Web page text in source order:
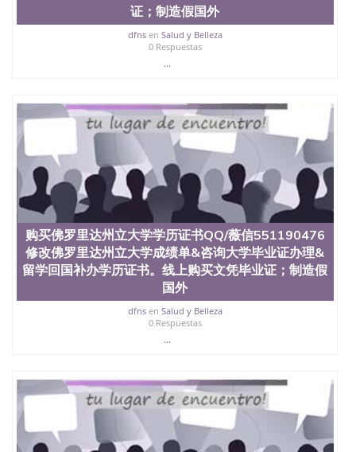
134种学士学科和65个硕士学科，并有来自世界60余
国的学生来此就读。其有名的科系如计算机科学，电
子工程学，工商管理学，艺术设计，和航空学等，深
定金下单； 3、公司确认到账转制作点做电子图；
4、电子图做好发给客户确认； 5、电子图确认好转成
品部做成品； 6、成品做好拍照或者视频确认再付余
款； 7、快递给客户（国内顺丰，国外DHL）。 三、
真实网上可查的证明材料 1、教育部学历学位认证，
留服真实存档可查，存档。 2、留学回国人员证明
（使馆认证），使馆网站真实存档可查。 3、留信网
真实可查认证办理，存档可查，终身受用。 四、办理
流程农业科学院、艺术与建筑学院、商学院、交流学
院、地球及物质科学院、教育学院、工程学院、健康
与人类发展学院、信息工程与科学学院、人文学院、
护理学院、科学学院等。学校的教育学院排名在全美
前十名，工学院排名在前十五名，且继续攀升中。纽
约大学为学生们提供本科、硕士及博士学位。学校的
专业课程包括：会计学、MBA、财务、教育、建筑工
程、经济、医学、护理、文学、音乐、生物学、统计
学、美术、电子工程、天文学、农业、环境污染控
理、材料科学、机械工程、航天工程、土木工程、数
学、化学、英语、社会科学、心理学、戏剧、市场营
销、机械工程、计算机科学、物理学、人工智能、商
科、金融专业 1、客户提供相关材料，确定客户办理
信息，给出操作方案； 2、补充毕业证成绩单等相关
证；制造假国外
dfnsen Salud y Belleza
0 Respuestas
...
购买佛罗里达州立大学学历证书QQ/薇信551190476
修改佛罗里达州立大学成绩单&咨询大学毕业证办理&
留学回国补办学历证书。线上购买文凭毕业证；制造假
国外
dfnsen Salud y Belleza
0 Respuestas
...